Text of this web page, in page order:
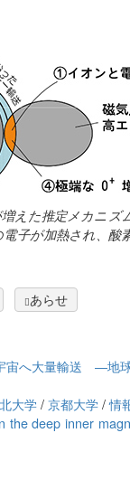
えた推定メカニ
子が加熱され、
あらせ
宙へ大量輸送 ―地
大学/京都大学/情
the deep inner